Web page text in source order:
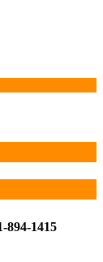
894-1415